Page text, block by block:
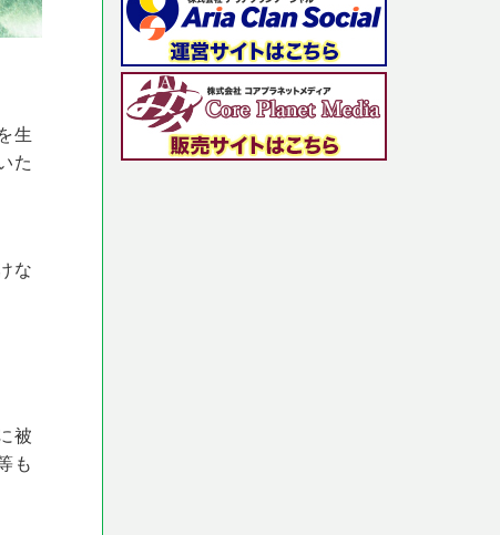
生
た
な
被
も